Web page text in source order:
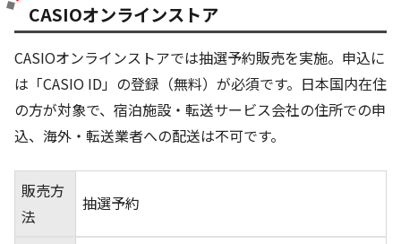
CASIOオンラインストア
CASIOオンラインストアでは抽選予約販売を実施。申込に
は「CASIO ID」の登録（無料）が必須です。日本国内在住
の方が対象で、宿泊施設・転送サービス会社の住所での申
込、海外・転送業者への配送は不可です。
販売方
法
抽選予約